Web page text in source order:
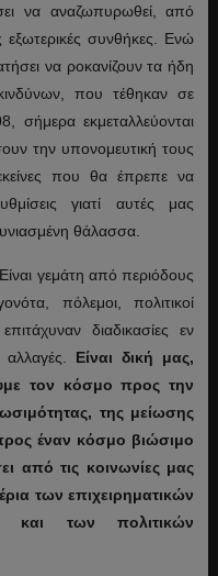
να αναζωπυρωθεί, από
εξωτερικές συνθήκες. Ενώ
να ροκανίζουν τα ήδη
που τέθηκαν σε
σήμερα εκμεταλλεύονται
την υπονομευτική τους
που θα έπρεπε να
γιατί αυτές μας
θάλασσα.
γεμάτη από περιόδους
πόλεμοι, πολιτικοί
διαδικασίες εν
αλλαγές. Είναι δική μας,
τον κόσμο προς την
της μείωσης
έναν κόσμο βιώσιμο
από τις κοινωνίες μας
των επιχειρηματικών
και των πολιτικών